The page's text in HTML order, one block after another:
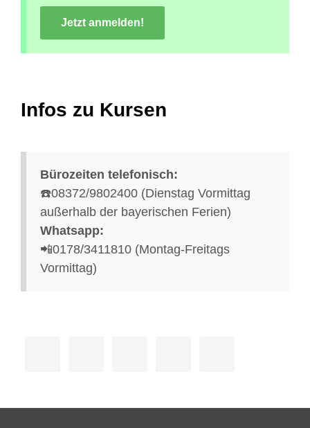
Jetzt anmelden!
Infos zu Kursen
Bürozeiten telefonisch:
☎️08372/9802400 (Dienstag Vormittag
außerhalb der bayerischen Ferien)
Whatsapp:
📲0178/3411810 (Montag-Freitags
Vormittag)